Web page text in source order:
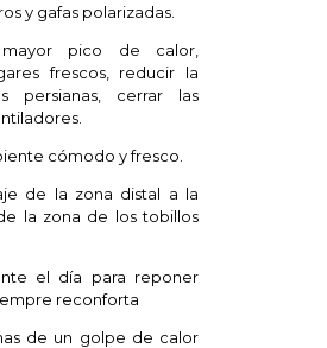
y gafas polarizadas.
pico de calor,
frescos, reducir la
persianas, cerrar las
cómodo y fresco.
de la zona distal a la
la zona de los tobillos
el día para reponer
reconforta
de un golpe de calor